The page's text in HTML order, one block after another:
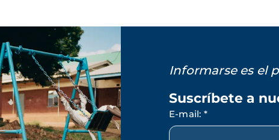
Informarse es el
Suscríbete a
E-mail: *